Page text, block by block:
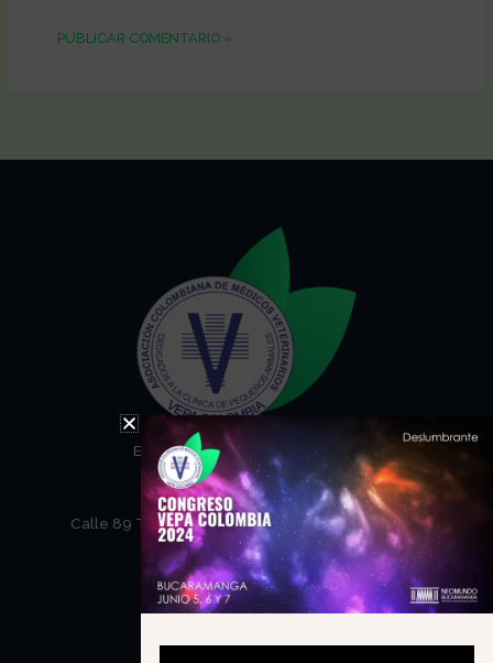
Email: secretaria@vepa.com.co
Telefono: (57) 31071146
NEOMUNDO
Calle 89 Transversal Oriental Metropolitana – 69
Barrio Tejar
Bucaramanga Santander